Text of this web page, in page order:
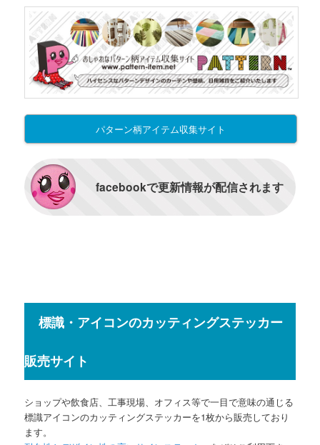
パターン柄アイテム収集サイト
facebookで更新情報が配信されます
標識・アイコンのカッティングステッカー
販売サイト
ショップや飲食店、工事現場、オフィス等で一目で意味の通じる
標識アイコンのカッティングステッカーを1枚から販売しており
ます。